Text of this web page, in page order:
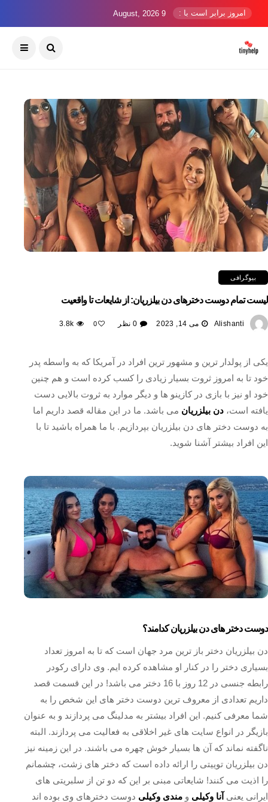
امروز برابر است با : 9 August, 2026
بیوگرافی
لیست تمام دوست دخترهای دن بیلزریان: از شایعات تا واقعیت
Alishanti می 14, 2023 0 نظر 0
3.8k
یکی از پولدار ترین و مشهور ترین افراد در آمریکا که به واسطه پدر
خود تا به امروز ثروت بسیار زیادی را کسب کرده است و هم چنین
خود او نیز با بازی در کازینو ها و دیگر موارد به ثروت بالایی دست
یافته است، دن بیلزریان می باشد. ما در این مقاله قصد داریم اما
به دوست دختر های دن بیلزریان بپردازیم. با ما همراه باشید تا با
این افراد بیشتر آشنا شوید.
دوست دختر های دن بیلزریان کدامند؟
دن بیلزریان دختر باز ترین مرد جهان است که تا به امروز تعداد
بسیاری دختر را در کنار او مشاهده کرده ایم. وی دارای رکودر
رابطه جنسی در 12 روز با 16 دختر می باشد! در این قسمت قصد
داریم تعدادی از معروف ترین دوست دختر های این شخص را به
شما معرفی کنیم. این افراد بیشتر به مدلینگ می پردازند و به عنوان
بازیگر در انواع سایت های غیر اخلاقی به فعالیت می پردازند. البته
ناگفته نماند که آن ها بسیار خوش چهره می باشند. در این زمینه نیز
دن بیلزریان توییتی را ارائه داده است که دختر های زشت، چشمانم
را اذیت می کنند! شایعاتی مبنی بر این که دو تن از سلبریتی های
ایرانی یعنی آنا وکیلی و مندی وکیلی دوست دخترهای وی بوده اند